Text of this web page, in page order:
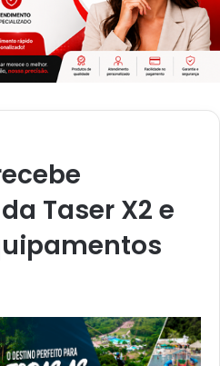
Taser X2 e